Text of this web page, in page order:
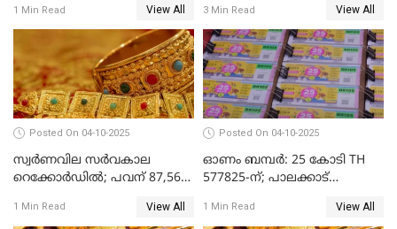
1 Min Read View All 3 Min Read View All
Posted On 04-10-2025
സ്വര്‍ണവില സര്‍വകാല
റെക്കോര്‍ഡില്‍; പവന് 87,560
1 Min Read View All
Posted On 04-10-2025
ഓണം ബമ്പർ: 25 കോടി TH
577825-ന്; പാലക്കാട്
മുന്നിൽ
1 Min Read View All